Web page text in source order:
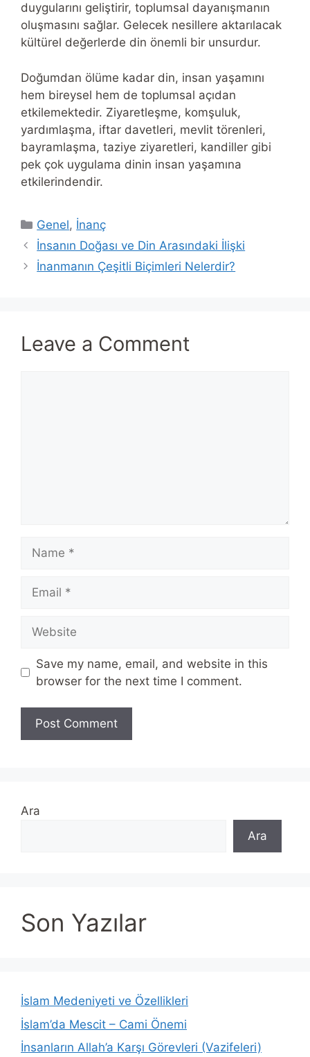
duygularını geliştirir, toplumsal dayanışmanın
oluşmasını sağlar. Gelecek nesillere aktarılacak
kültürel değerlerde din önemli bir unsurdur.
Doğumdan ölüme kadar din, insan yaşamını
hem bireysel hem de toplumsal açıdan
etkilemektedir. Ziyaretleşme, komşuluk,
yardımlaşma, iftar davetleri, mevlit törenleri,
bayramlaşma, taziye ziyaretleri, kandiller gibi
pek çok uygulama dinin insan yaşamına
etkilerindendir.
Categories
Genel, İnanç
İnsanın Doğası ve Din Arasındaki İlişki
İnanmanın Çeşitli Biçimleri Nelerdir?
Leave a Comment
Save my name, email, and website in this
browser for the next time I comment.
Ara
Ara
Son Yazılar
İslam Medeniyeti ve Özellikleri
İslam’da Mescit – Cami Önemi
İnsanların Allah’a Karşı Görevleri (Vazifeleri)